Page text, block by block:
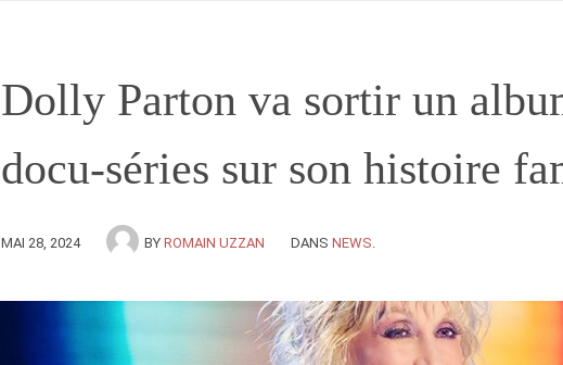
Dolly Parton va sortir un
docu-séries sur son histoire
MAI 28, 2024 BY ROMAIN UZZAN DANS NEWS